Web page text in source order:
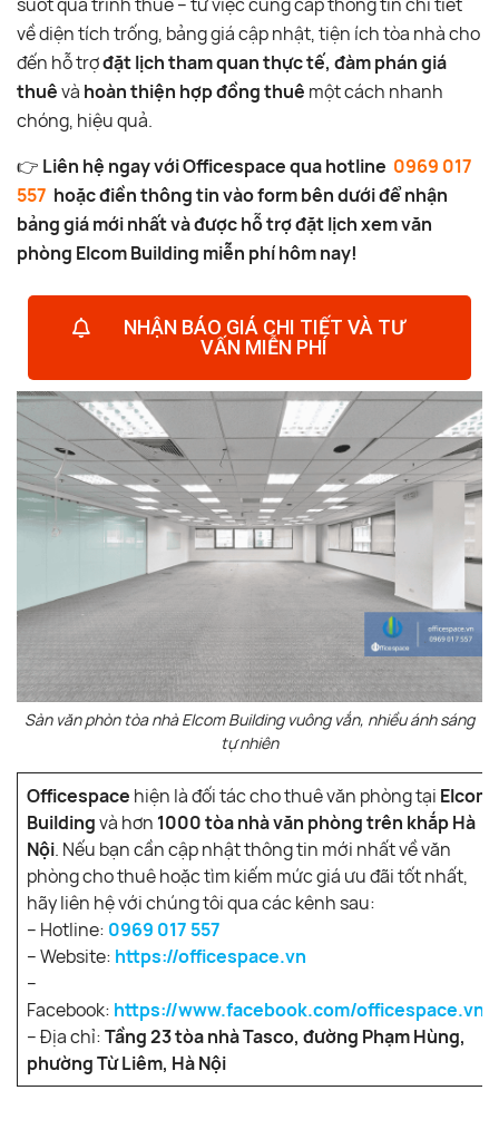
về diện tích trống, bảng giá cập nhật, tiện ích tòa nhà cho
đến hỗ trợđặt lịch tham quan thực tế, đàm phán giá
thuêvà hoàn thiện hợp đồng thuê một cách nhanh
chóng, hiệu quả.
👉 Liên hệ ngay với Officespace qua hotline 0969 017
557 hoặc điền thông tin vào form bên dưới để nhận
bảng giá mới nhất và được hỗ trợ đặt lịch xem văn
phòng Elcom Building miễn phí hôm nay!
NHẬN BÁO GIÁ CHI TIẾT VÀ TƯ
VẤN MIỄN PHÍ
Sàn văn phòn tòa nhà Elcom Building vuông vắn, nhiều ánh sáng
tự nhiên
Officespace hiện là đối tác cho thuê văn phòng tại Elcom
Buildingvà hơn 1000 tòa nhà văn phòng trên khắp Hà
Nội. Nếu bạn cần cập nhật thông tin mới nhất về văn
phòng cho thuê hoặc tìm kiếm mức giá ưu đãi tốt nhất,
hãy liên hệ với chúng tôi qua các kênh sau:
– Hotline: 0969 017 557
– Website: https://officespace.vn
–
Facebook: https://www.facebook.com/officespace.vn/
– Địa chỉ:Tầng 23 tòa nhà Tasco, đường Phạm Hùng,
phường Từ Liêm, Hà Nội